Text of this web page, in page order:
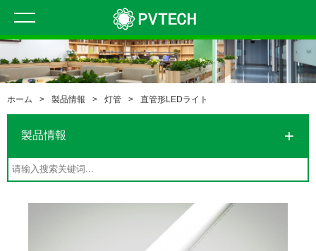
ホーム > 製品情報 > 灯管 > 直管形LEDライト
製品情報